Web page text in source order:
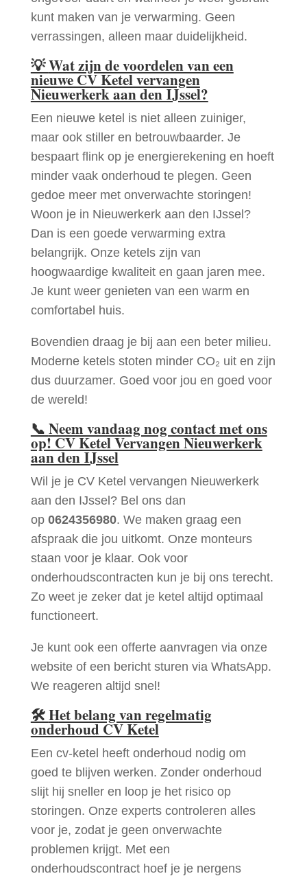
kunt maken van je verwarming. Geen
verrassingen, alleen maar duidelijkheid.
💡Wat zijn de voordelen van een
nieuwe CV Ketel vervangen
Nieuwerkerk aan den IJssel?
Een nieuwe ketel is niet alleen zuiniger,
maar ook stiller en betrouwbaarder. Je
bespaart flink op je energierekening en hoeft
minder vaak onderhoud te plegen. Geen
gedoe meer met onverwachte storingen!
Woon je in Nieuwerkerk aan den IJssel?
Dan is een goede verwarming extra
belangrijk. Onze ketels zijn van
hoogwaardige kwaliteit en gaan jaren mee.
Je kunt weer genieten van een warm en
comfortabel huis.
Bovendien draag je bij aan een beter milieu.
Moderne ketels stoten minder CO₂ uit en zijn
dus duurzamer. Goed voor jou en goed voor
de wereld!
📞 Neem vandaag nog contact met ons
op! CV Ketel Vervangen Nieuwerkerk
aan den IJssel
Wil je je CV Ketel vervangen Nieuwerkerk
aan den IJssel? Bel ons dan
op 0624356980. We maken graag een
afspraak die jou uitkomt. Onze monteurs
staan voor je klaar. Ook voor
onderhoudscontracten kun je bij ons terecht.
Zo weet je zeker dat je ketel altijd optimaal
functioneert.
Je kunt ook een offerte aanvragen via onze
website of een bericht sturen via WhatsApp.
We reageren altijd snel!
🛠Het belang van regelmatig
onderhoud CV Ketel
Een cv-ketel heeft onderhoud nodig om
goed te blijven werken. Zonder onderhoud
slijt hij sneller en loop je het risico op
storingen. Onze experts controleren alles
voor je, zodat je geen onverwachte
problemen krijgt. Met een
onderhoudscontract hoef je je nergens